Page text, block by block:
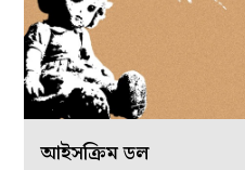
আইসক্রিম ডল